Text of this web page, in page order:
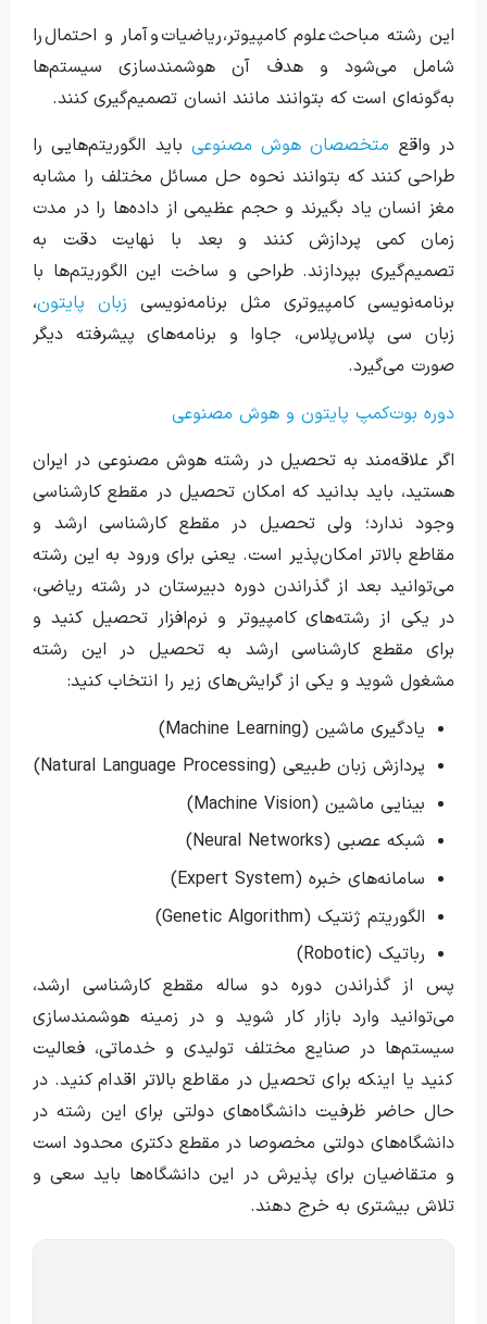
این رشته مباحث علوم کامپیوتر، ریاضیات و آمار و احتمال را
شامل می‌شود و هدف آن هوشمندسازی سیستم‌ها
به‌گونه‌ای است که بتوانند مانند انسان تصمیم‌گیری کنند.
در واقع متخصصان هوش مصنوعی باید الگوریتم‌هایی را
طراحی کنند که بتوانند نحوه حل مسائل مختلف را مشابه
مغز انسان یاد بگیرند و حجم عظیمی از داده‌ها را در مدت
زمان کمی پردازش کنند و بعد با نهایت دقت به
تصمیم‌گیری بپردازند. طراحی و ساخت این الگوریتم‌ها با
برنامه‌نویسی کامپیوتری مثل برنامه‌نویسی زبان پایتون،
زبان سی پلاس‌پلاس، جاوا و برنامه‌های پیشرفته دیگر
صورت می‌گیرد.
دوره بوت‌کمپ پایتون و هوش مصنوعی
اگر علاقه‌مند به تحصیل در رشته هوش مصنوعی در ایران
هستید، باید بدانید که امکان تحصیل در مقطع کارشناسی
وجود ندارد؛ ولی تحصیل در مقطع کارشناسی ارشد و
مقاطع بالاتر امکان‌پذیر است. یعنی برای ورود به این رشته
می‌توانید بعد از گذراندن دوره دبیرستان در رشته ریاضی،
در یکی از رشته‌های کامپیوتر و نرم‌افزار تحصیل کنید و
برای مقطع کارشناسی ارشد به تحصیل در این رشته
مشغول شوید و یکی از گرایش‌های زیر را انتخاب کنید:
یادگیری ماشین (Machine Learning)
پردازش زبان طبیعی (Natural Language Processing)
بینایی ماشین (Machine Vision)
شبکه عصبی (Neural Networks)
سامانه‌های خبره (Expert System)
الگوریتم ژنتیک (Genetic Algorithm)
رباتیک (Robotic)
پس از گذراندن دوره دو ساله مقطع کارشناسی ارشد،
می‌توانید وارد بازار کار شوید و در زمینه هوشمندسازی
سیستم‌ها در صنایع مختلف تولیدی و خدماتی، فعالیت
کنید یا اینکه برای تحصیل در مقاطع بالاتر اقدام کنید. در
حال حاضر ظرفیت دانشگاه‌های دولتی برای این رشته در
دانشگاه‌های دولتی مخصوصا در مقطع دکتری محدود است
و متقاضیان برای پذیرش در این دانشگاه‌ها باید سعی و
تلاش بیشتری به خرج دهند.